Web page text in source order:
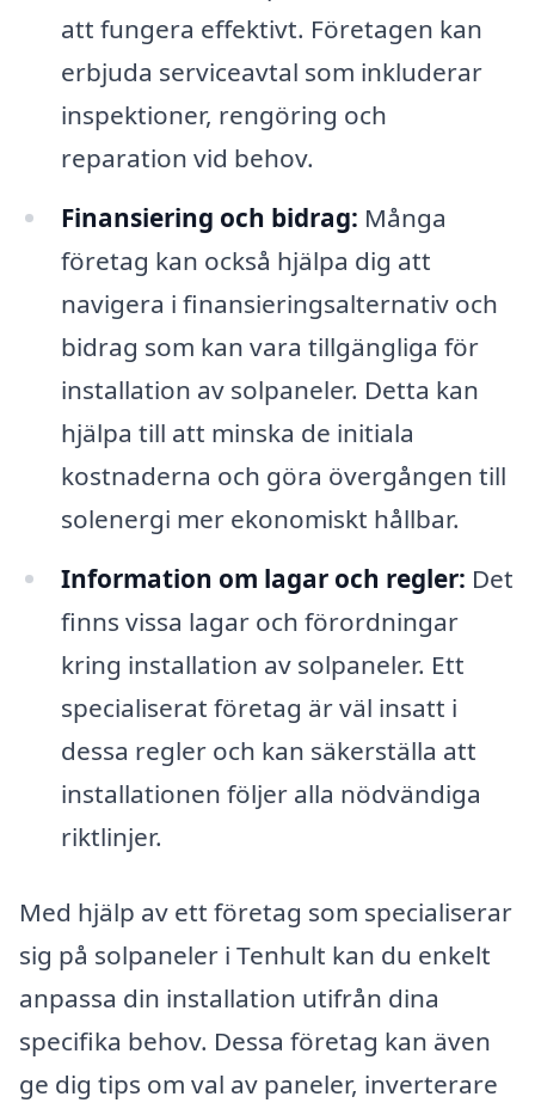
att fungera effektivt. Företagen kan
erbjuda serviceavtal som inkluderar
inspektioner, rengöring och
reparation vid behov.
Finansiering och bidrag: Många
företag kan också hjälpa dig att
navigera i finansieringsalternativ och
bidrag som kan vara tillgängliga för
installation av solpaneler. Detta kan
hjälpa till att minska de initiala
kostnaderna och göra övergången till
solenergi mer ekonomiskt hållbar.
Information om lagar och regler: Det
finns vissa lagar och förordningar
kring installation av solpaneler. Ett
specialiserat företag är väl insatt i
dessa regler och kan säkerställa att
installationen följer alla nödvändiga
riktlinjer.
Med hjälp av ett företag som specialiserar
sig på solpaneler i Tenhult kan du enkelt
anpassa din installation utifrån dina
specifika behov. Dessa företag kan även
ge dig tips om val av paneler, inverterare